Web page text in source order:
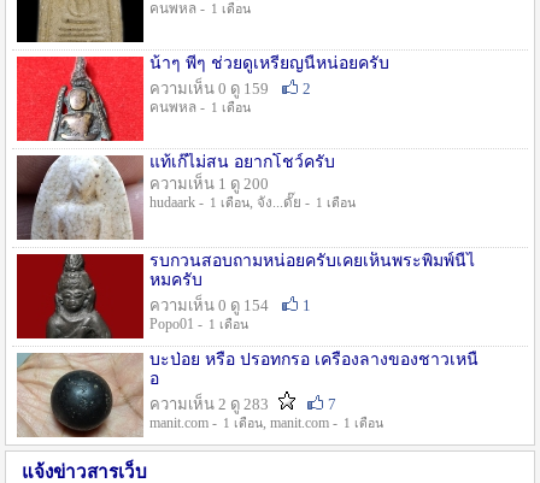
คนพหล - 1 เดือน
น้าๆ พี่ๆ ช่วยดูเหรียญนี้หน่อยครับ
ความเห็น 0 ดู 159
2
คนพหล - 1 เดือน
แท้เก๊ไม่สน อยากโชว์ครับ
ความเห็น 1 ดู 200
hudaark - 1 เดือน, จัง...ดั๊ย - 1 เดือน
รบกวนสอบถามหน่อยครับเคยเห็นพระพิมพ์นี้ไ
หมครับ
ความเห็น 0 ดู 154
1
Popo01 - 1 เดือน
บะป่อย หรือ ปรอทกรอ เครื่องลางของชาวเหนื
อ
ความเห็น 2 ดู 283
7
manit.com - 1 เดือน, manit.com - 1 เดือน
แจ้งข่าวสารเว็บ